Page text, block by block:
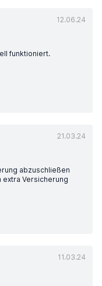
12.06.24
funktioniert.
21.03.24
abzuschließen
extra Versicherung
11.03.24